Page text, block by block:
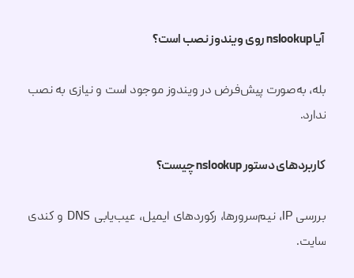
آیا nslookup روی ویندوز نصب است؟
بله، به‌صورت پیش‌فرض در ویندوز موجود است و نیازی به نصب
ندارد.
کاربردهای دستور nslookup چیست؟
بررسی IP، نیم‌سرورها، رکوردهای ایمیل، عیب‌یابی DNS و کندی
سایت.